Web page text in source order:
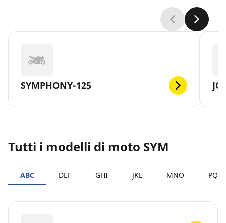
SYMPHONY-125
Tutti i modelli di moto SYM
ABC DEF GHI JKL MNO PQRS